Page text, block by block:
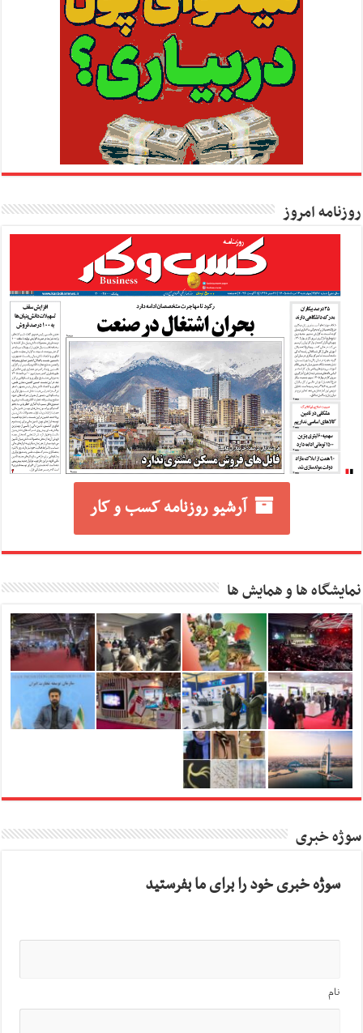
روزنامه امروز
آرشیو روزنامه کسب و کار
نمایشگاه ها و همایش ها
سوژه خبری
سوژه خبری خود را برای ما بفرستید
نام